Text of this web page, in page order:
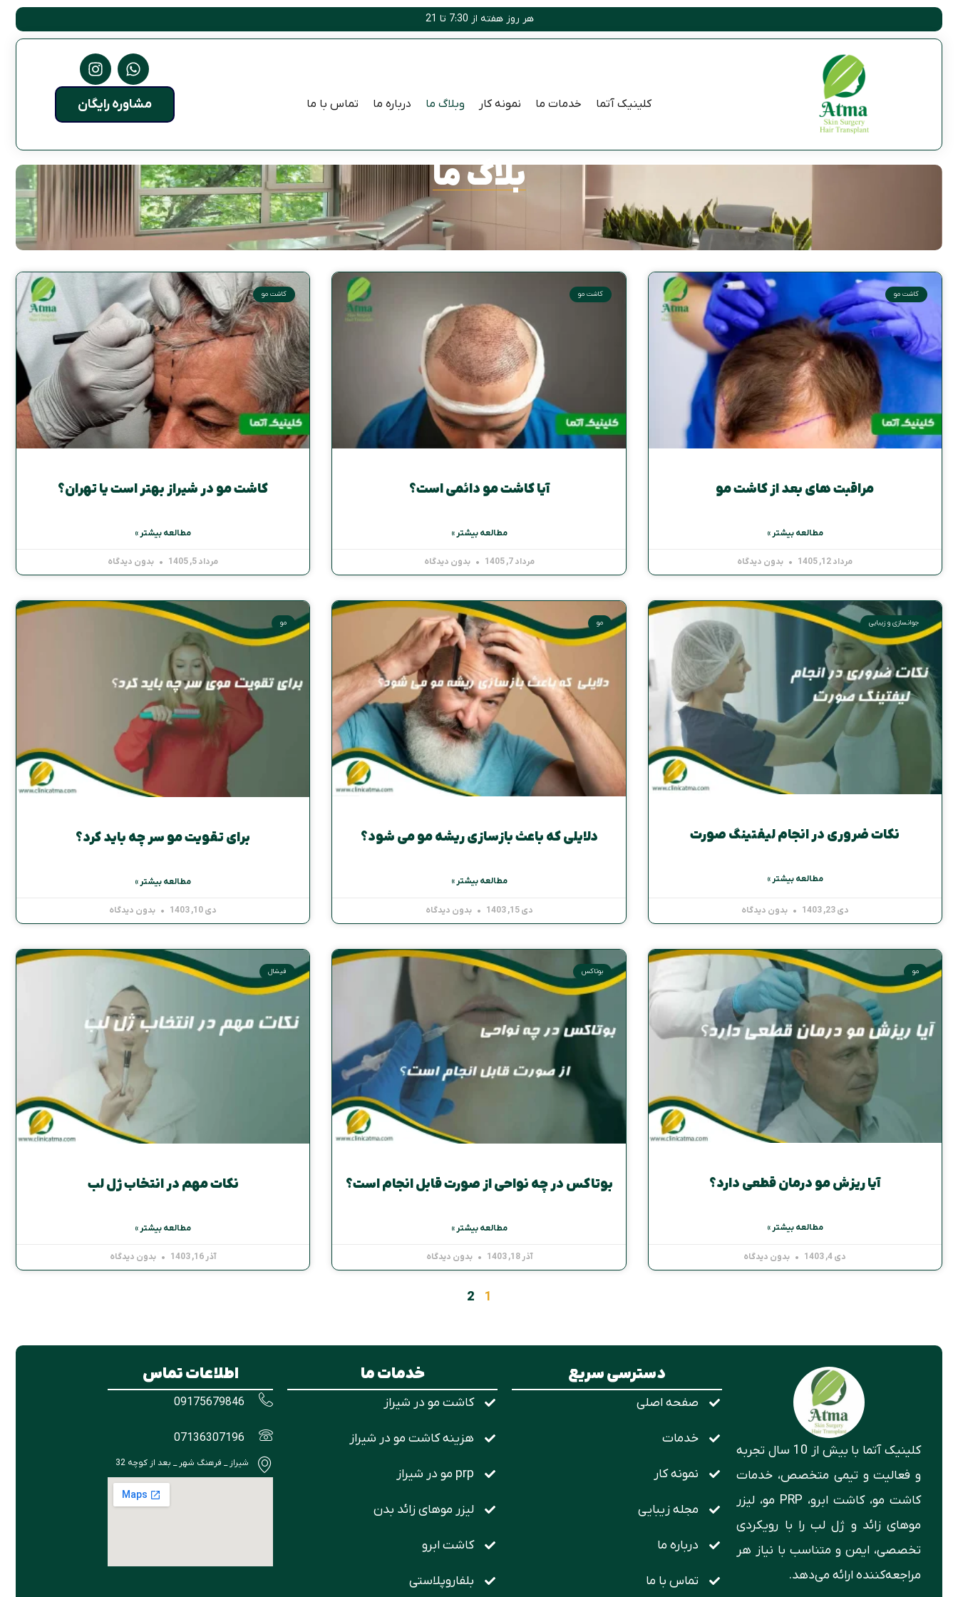
هر روز هفته از 7:30 تا 21
کلینیک آتما خدمات ما نمونه کار وبلاگ ما درباره ما تماس با ما مشاوره رایگان
بلاگ ما
کاشت مو
مراقبت های بعد از کاشت مو
مطالعه بیشتر »
مرداد 12, 1405 بدون دیدگاه
کاشت مو
آیا کاشت مو دائمی است؟
مطالعه بیشتر »
مرداد 7, 1405 بدون دیدگاه
کاشت مو
کاشت مو در شیراز بهتر است یا تهران؟
مطالعه بیشتر »
مرداد 5, 1405 بدون دیدگاه
جوانسازی و زیبایی
نکات ضروری در انجام لیفتینگ صورت
مطالعه بیشتر »
دی 23, 1403 بدون دیدگاه
مو
دلایلی که باعث بازسازی ریشه مو می شود؟
مطالعه بیشتر »
دی 15, 1403 بدون دیدگاه
مو
برای تقویت مو سر چه باید کرد؟
مطالعه بیشتر »
دی 10, 1403 بدون دیدگاه
مو
آیا ریزش مو درمان قطعی دارد؟
مطالعه بیشتر »
دی 4, 1403 بدون دیدگاه
بوتاکس
بوتاکس در چه نواحی از صورت قابل انجام است؟
مطالعه بیشتر »
آذر 18, 1403 بدون دیدگاه
فیشال
نکات مهم در انتخاب ژل لب
مطالعه بیشتر »
آذر 16, 1403 بدون دیدگاه
1
2
کلینیک آتما با بیش از 10 سال تجربه
و فعالیت و تیمی متخصص، خدمات
کاشت مو، کاشت ابرو، PRP مو، لیزر
موهای زائد و ژل لب را با رویکردی
تخصصی، ایمن و متناسب با نیاز هر
مراجعه‌کننده ارائه می‌دهد.
دسترسی سریع
صفحه اصلی
خدمات
نمونه کار
مجله زیبایی
درباره ما
تماس با ما
خدمات ما
کاشت مو در شیراز
هزینه کاشت مو در شیراز
prp مو در شیراز
لیزر موهای زائد بدن
کاشت ابرو
بلفاروپلاستی
اطلاعات تماس
09175679846
07136307196
شیراز _ فرهنگ شهر _ بعد از کوچه 32